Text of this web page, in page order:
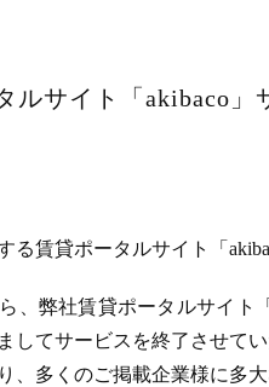
ルサイト「akibaco
る賃貸ポータルサイト「
、弊社賃貸ポータルサイト
してサービスを終了させて
、多くのご掲載企業様に多